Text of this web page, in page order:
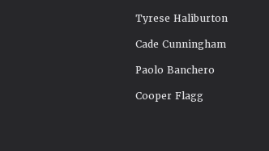
Tyrese Haliburton
Cade Cunningham
Paolo Banchero
Cooper Flagg